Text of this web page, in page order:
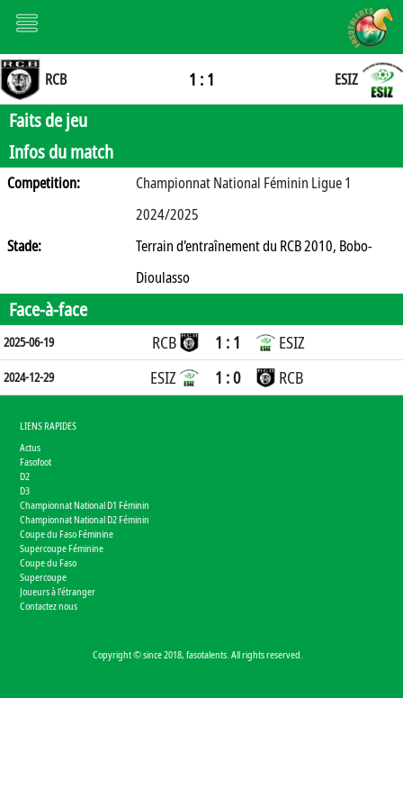
RCB 1 : 1 ESIZ
Faits de jeu
Infos du match
Competition:
Championnat National Féminin Ligue 1
2024/2025
Stade:
Terrain d'entraînement du RCB 2010, Bobo-
Dioulasso
Face-à-face
2025-06-19 RCB 1 : 1 ESIZ
2024-12-29 ESIZ 1 : 0 RCB
LIENS RAPIDES
Actus
Fasofoot
D2
D3
Championnat National D1 Féminin
Championnat National D2 Féminin
Coupe du Faso Féminine
Supercoupe Féminine
Coupe du Faso
Supercoupe
Joueurs à l'étranger
Contactez nous
Copyright © since 2018, fasotalents. All rights reserved.